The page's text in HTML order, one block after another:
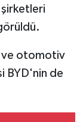
ve otomotiv
BYD'nin de